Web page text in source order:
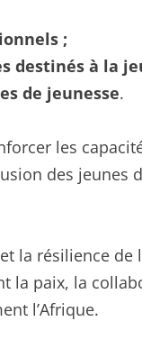
;
destinés à la
de jeunesse.
les
des jeunes
la résilience de
la paix, la
l’Afrique.